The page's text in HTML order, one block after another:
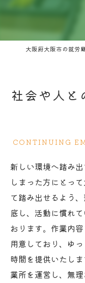
社会や人と
CONTINUING
新しい環境へ踏み
しまった方にとっ
て踏み出せるよう
底し、活動に慣れ
おります。作業内
用意しており、ゆ
時間を提供いたし
業所を運営し、無